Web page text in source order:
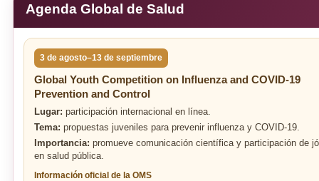
Agenda Global de Salud
3 de agosto–13 de septiembre
Global Youth Competition on Influenza and COVID-19
Prevention and Control
Lugar: participación internacional en línea.
Tema: propuestas juveniles para prevenir influenza y COVID-19.
Importancia: promueve comunicación científica y participación de
en salud pública.
Información oficial de la OMS